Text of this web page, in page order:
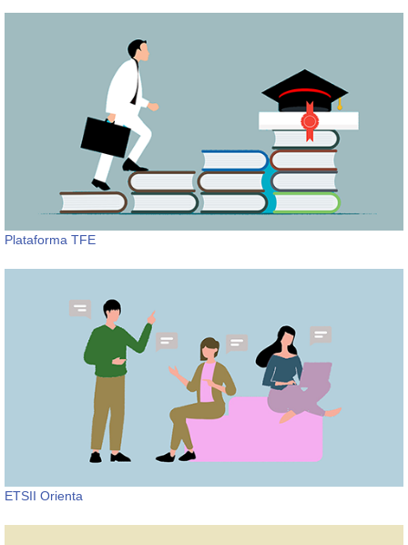
Plataforma TFE
ETSII Orienta